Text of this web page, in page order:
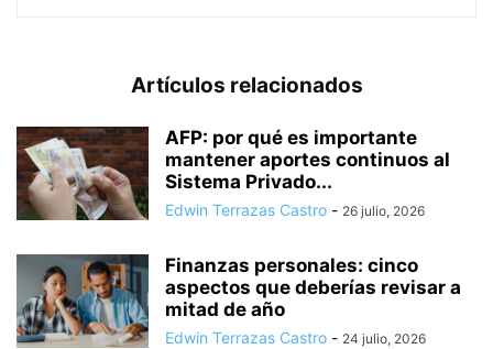
Artículos relacionados
AFP: por qué es importante
mantener aportes continuos al
Sistema Privado...
Edwin Terrazas Castro - 26 julio, 2026
Finanzas personales: cinco
aspectos que deberías revisar a
mitad de año
Edwin Terrazas Castro - 24 julio, 2026